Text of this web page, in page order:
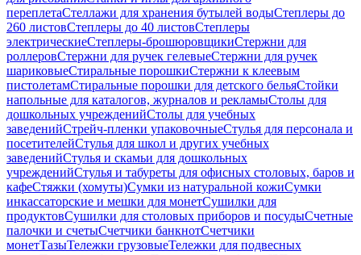
переплетаСтеллажи для хранения бутылей водыСтеплеры до
260 листовСтеплеры до 40 листовСтеплеры
электрическиеСтеплеры-брошюровщикиСтержни для
роллеровСтержни для ручек гелевыеСтержни для ручек
шариковыеСтиральные порошкиСтержни к клеевым
пистолетамСтиральные порошки для детского бельяСтойки
напольные для каталогов, журналов и рекламыСтолы для
дошкольных учрежденийСтолы для учебных
заведенийСтрейч-пленки упаковочныеСтулья для персонала и
посетителейСтулья для школ и других учебных
заведенийСтулья и скамьи для дошкольных
учрежденийСтулья и табуреты для офисных столовых, баров и
кафеСтяжки (хомуты)Сумки из натуральной кожиСумки
инкассаторские и мешки для монетСушилки для
продуктовСушилки для столовых приборов и посудыСчетные
палочки и счетыСчетчики банкнотСчетчики
монетТазыТележки грузовыеТележки для подвесных